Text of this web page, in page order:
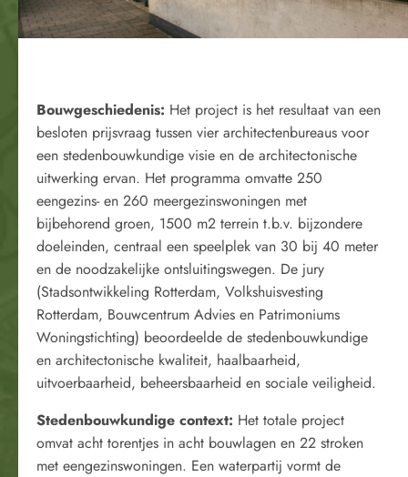
Bouwgeschiedenis: Het project is het resultaat van een
besloten prijsvraag tussen vier architectenbureaus voor
een stedenbouwkundige visie en de architectonische
uitwerking ervan. Het programma omvatte 250
eengezins- en 260 meergezinswoningen met
bijbehorend groen, 1500 m2 terrein t.b.v. bijzondere
doeleinden, centraal een speelplek van 30 bij 40 meter
en de noodzakelijke ontsluitingswegen. De jury
(Stadsontwikkeling Rotterdam, Volkshuisvesting
Rotterdam, Bouwcentrum Advies en Patrimoniums
Woningstichting) beoordeelde de stedenbouwkundige
en architectonische kwaliteit, haalbaarheid,
uitvoerbaarheid, beheersbaarheid en sociale veiligheid.
Stedenbouwkundige context: Het totale project
omvat acht torentjes in acht bouwlagen en 22 stroken
met eengezinswoningen. Een waterpartij vormt de